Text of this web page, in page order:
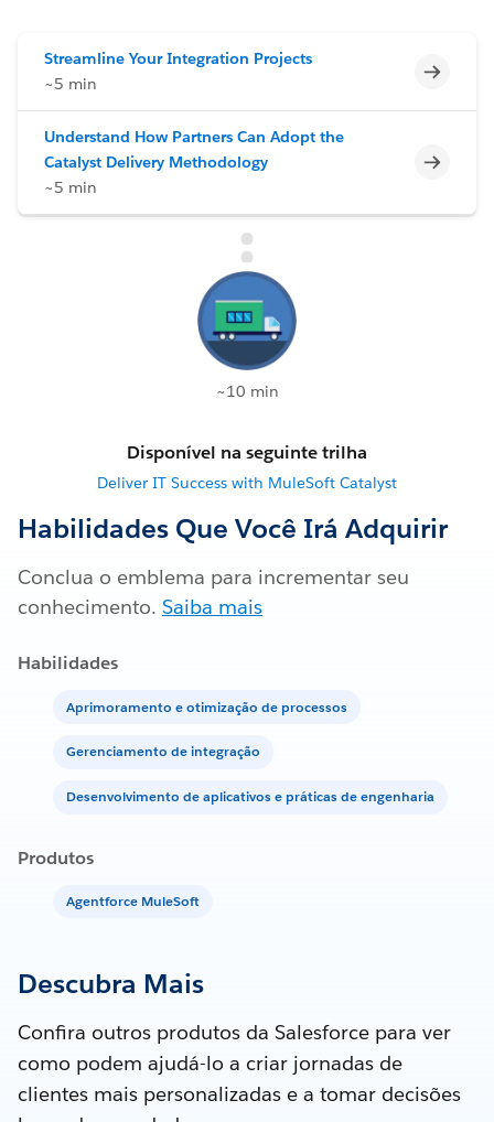
Streamline Your Integration Projects
~5 min
Understand How Partners Can Adopt the
Catalyst Delivery Methodology
~5 min
~10 min
Disponível na seguinte trilha
Deliver IT Success with MuleSoft Catalyst
Habilidades Que Você Irá Adquirir
Conclua o emblema para incrementar seu
conhecimento. Saiba mais
Habilidades
Aprimoramento e otimização de processos
Gerenciamento de integração
Desenvolvimento de aplicativos e práticas de engenharia
Produtos
Agentforce MuleSoft
Descubra Mais
Confira outros produtos da Salesforce para ver
como podem ajudá-lo a criar jornadas de
clientes mais personalizadas e a tomar decisões